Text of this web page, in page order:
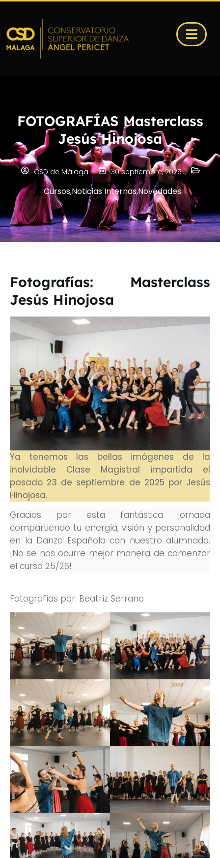
FOTOGRAFÍAS Masterclass
Jesús Hinojosa
CSD de Málaga 30 septiembre, 2025
Cursos,Noticias Internas,Novedades
Fotografías: Masterclass
Jesús Hinojosa
Ya tenemos las bellas imágenes de la
inolvidable Clase Magistral impartida el
pasado 23 de septiembre de 2025 por Jesús
Hinojosa.
Gracias por esta fantástica jornada
compartiendo tu energía, visión y personalidad
en la Danza Española con nuestro alumnado.
¡No se nos ocurre mejor manera de comenzar
el curso 25/26!
Fotografías por: Beatríz Serrano